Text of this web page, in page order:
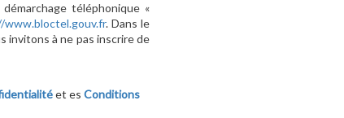
téléphonique «
. Dans le
invitons à ne pas inscrire de
et es Conditions